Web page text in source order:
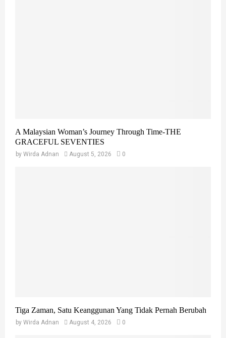
A Malaysian Woman’s Journey Through Time-THE
GRACEFUL SEVENTIES
by Wirda Adnan August 5, 2026 0
Tiga Zaman, Satu Keanggunan Yang Tidak Pernah Berubah
by Wirda Adnan August 4, 2026 0